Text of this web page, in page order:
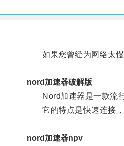
如果您曾经为网络太慢
nord加速器破解版
Nord加速器是一款流行
它的特点是快速连接，
nord加速器npv